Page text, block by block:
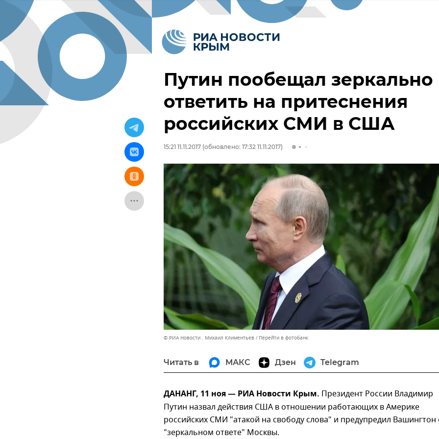
Путин пообещал зеркально
ответить на притеснения
российских СМИ в США
15:21 11.11.2017 (обновлено: 17:32 11.11.2017)
© РИА Новости . Михаил Климентьев Перейти в фотобанк
Читать в МАКС Дзен Telegram
ДАНАНГ, 11 ноя — РИА Новости Крым. Президент России Владимир
Путин назвал действия США в отношении работающих в Америке
российских СМИ "атакой на свободу слова" и предупредил Вашингтон
"зеркальном ответе" Москвы.